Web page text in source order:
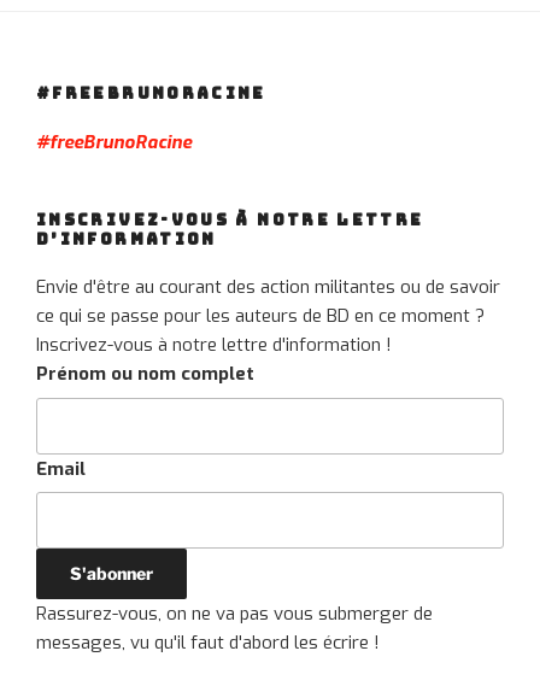
#FREEBRUNORACINE
#freeBrunoRacine
INSCRIVEZ-VOUS À NOTRE LETTRE
D’INFORMATION
Envie d'être au courant des action militantes ou de savoir
ce qui se passe pour les auteurs de BD en ce moment ?
Inscrivez-vous à notre lettre d'information !
Prénom ou nom complet
Email
Rassurez-vous, on ne va pas vous submerger de
messages, vu qu'il faut d'abord les écrire !